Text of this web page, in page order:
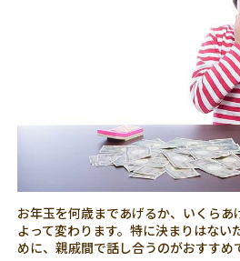
お年玉を何歳まであげるか、いくらあ
よって変わります。特に決まりはない
めに、親戚間で話し合うのがおすすめ